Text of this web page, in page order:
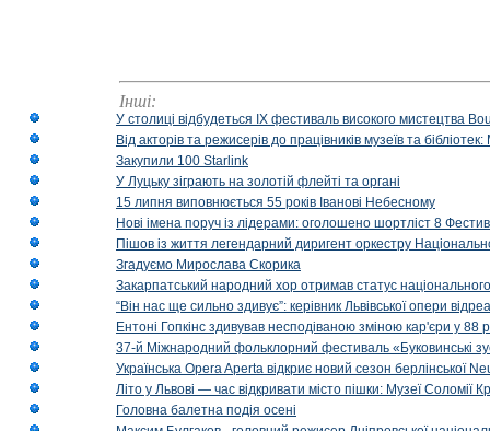
Інші:
У столиці відбудеться IX фестиваль високого мистецтва
Від акторів та режисерів до працівників музеїв та
Закупили 100 Starlink
У Луцьку зіграють на золотій флейті та органі
15 липня виповнюється 55 років Іванові Небесному
Нові імена поруч із лідерами: оголошено шортліст 8
Пішов із життя легендарний диригент оркестру
Згадуємо Мирослава Скорика
Закарпатський народний хор отримав статус національного
“Він нас ще сильно здивує”: керівник Львівської опери
Ентоні Гопкінс здивував несподіваною зміною кар'єри у 88
37-й Міжнародний фольклорний фестиваль «Буковинські
Українська Opera Aperta відкриє новий сезон берлінської
Літо у Львові — час відкривати місто пішки: Музеї Соломії
Головна балетна подія осені